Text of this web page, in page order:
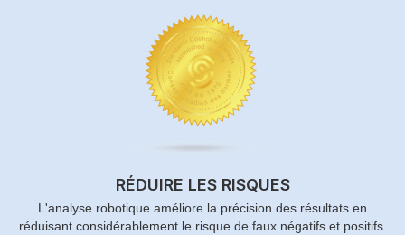
RÉDUIRE LES RISQUES
L'analyse robotique améliore la précision des résultats en
réduisant considérablement le risque de faux négatifs et positifs.